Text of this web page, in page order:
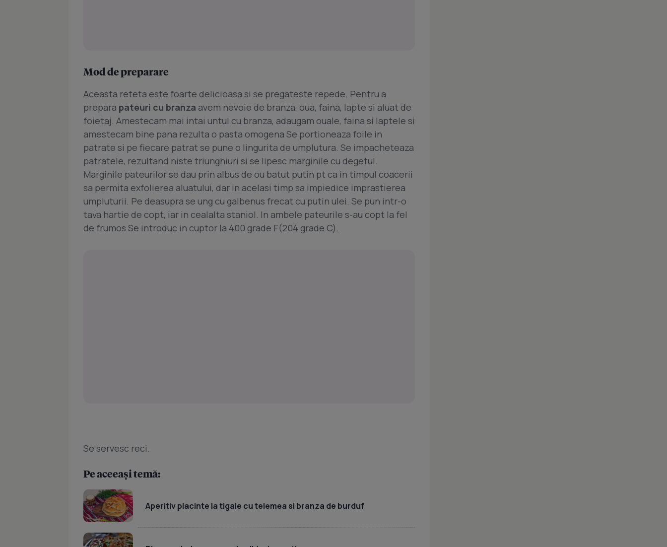
Mod de preparare
Aceasta reteta este foarte delicioasa si se pregateste repede. Pentru a
prepara pateuri cu branza avem nevoie de branza, oua, faina, lapte si aluat de
foietaj. Amestecam mai intai untul cu branza, adaugam ouale, faina si laptele si
amestecam bine pana rezulta o pasta omogena Se portioneaza foile in
patrate si pe fiecare patrat se pune o lingurita de umplutura. Se impacheteaza
patratele, rezultand niste triunghiuri si se lipesc marginile cu degetul.
Marginile pateurilor se dau prin albus de ou batut putin pt ca in timpul coacerii
sa permita exfolierea aluatului, dar in acelasi timp sa impiedice imprastierea
umpluturii. Pe deasupra se ung cu galbenus frecat cu putin ulei. Se pun intr-o
tava hartie de copt, iar in cealalta staniol. In ambele pateurile s-au copt la fel
de frumos Se introduc in cuptor la 400 grade F(204 grade C).
Se servesc reci.
Pe aceeași temă:
Aperitiv placinte la tigaie cu telemea si branza de burduf